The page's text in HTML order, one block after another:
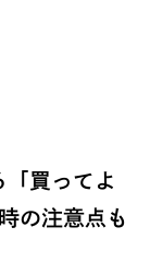
買ってよ
の注意点も